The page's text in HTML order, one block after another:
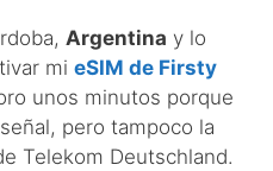
Argentina y lo
mi eSIM de Firsty
unos minutos porque
pero tampoco la
Telekom Deutschland.